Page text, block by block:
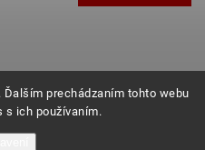
prechádzaním tohto webu
s ich používaním.
Všechna práva vyhrazena.